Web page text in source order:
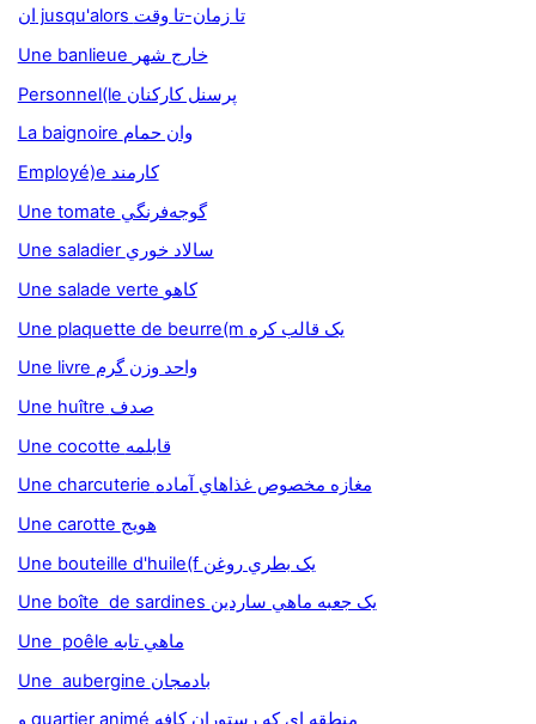
ان jusqu'alors تا زمان-تا وقت
Une banlieue خارج شهر
Personnel(le پرسنل کارکنان
La baignoire وان حمام
Employé)e کارمند
Une tomate گوجه‌فرنگي
Une saladier سالاد خوري
Une salade verte کاهو
Une plaquette de beurre(m يک قالب کره
Une livre واحد وزن گرم
Une huître صدف
Une cocotte قابلمه
Une charcuterie مغازه مخصوص غذاهاي آماده
Une carotte هويج
Une bouteille d'huile(f يک بطري روغن
Une boîte de sardines يک جعبه ماهي ساردين
Une poêle ماهي تابه
Une aubergine بادمجان
و quartier animé منطقه اي که رستوران کافه